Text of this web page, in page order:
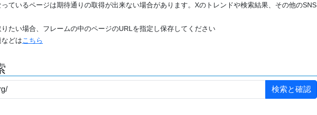
ているページは期待通りの取得が出来ない場合があります。Xのトレンドや検索結果、その他のSNS
たい場合、フレームの中のページのURLを指定し保存してください
どはこちら